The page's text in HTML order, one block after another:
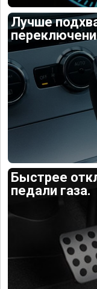
Лучше
Быстрее
педали газа.